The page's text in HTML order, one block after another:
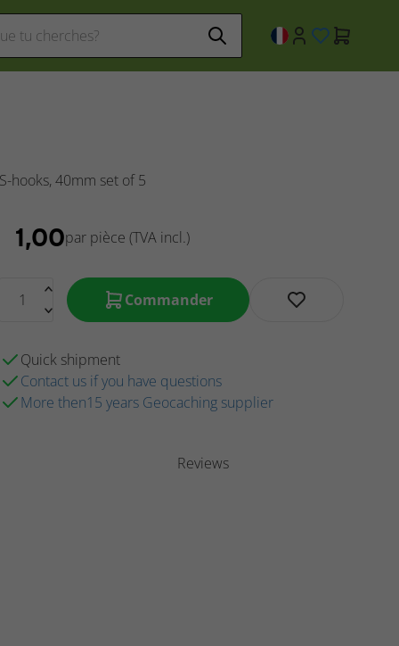
S-hooks, 40mm set of 5
1,00par pièce (TVA incl.)
Commander
Quick shipment
Contact us if you have questions
More then15 years Geocaching supplier
Reviews